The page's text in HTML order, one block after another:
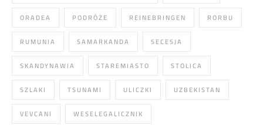
ORADEA PODRÓŻE REINEBRINGEN RORBU
RUMUNIA SAMARKANDA SECESJA
SKANDYNAWIA STAREMIASTO STOLICA
SZLAKI TSUNAMI ULICZKI UZBEKISTAN
VEVCANI WESELEGALICZNIK